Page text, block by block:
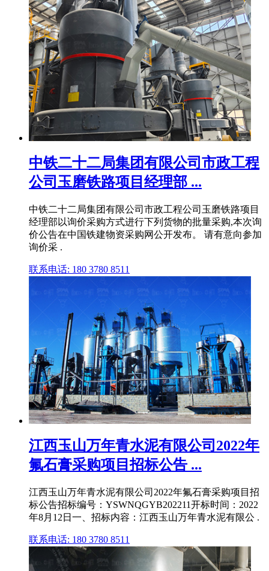
中铁二十二局集团有限公司市政工程
公司玉磨铁路项目经理部 ...
中铁二十二局集团有限公司市政工程公司玉磨铁路项目
经理部以询价采购方式进行下列货物的批量采购,本次询
价公告在中国铁建物资采购网公开发布。 请有意向参加
询价采 .
联系电话: 180 3780 8511
江西玉山万年青水泥有限公司2022年
氟石膏采购项目招标公告 ...
江西玉山万年青水泥有限公司2022年氟石膏采购项目招
标公告招标编号：YSWNQGYB202211开标时间：2022
年8月12日一、招标内容：江西玉山万年青水泥有限公 .
联系电话: 180 3780 8511